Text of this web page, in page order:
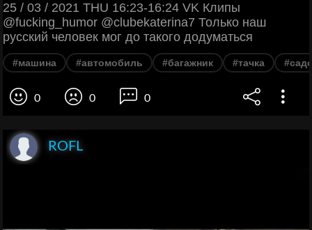
25 / 03 / 2021 THU 16:23-16:24 VK Клипы
@fucking_humor @clubekaterina7 Только наш
русский человек мог до такого додуматься
#машина #автомобиль #багажник #тачка
0 0 0
ROFL